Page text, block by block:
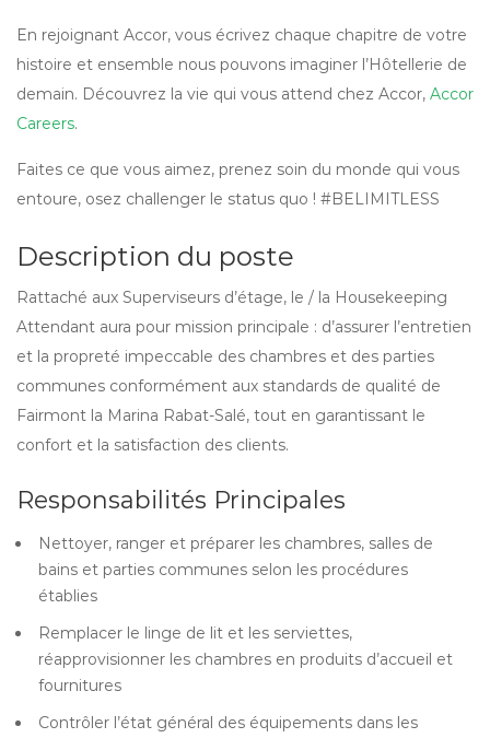
En rejoignant Accor, vous écrivez chaque chapitre de votre
histoire et ensemble nous pouvons imaginer l’Hôtellerie de
demain. Découvrez la vie qui vous attend chez Accor, Accor
Careers.
Faites ce que vous aimez, prenez soin du monde qui vous
entoure, osez challenger le status quo ! #BELIMITLESS
Description du poste
Rattaché aux Superviseurs d’étage, le / la Housekeeping
Attendant aura pour mission principale : d’assurer l’entretien
et la propreté impeccable des chambres et des parties
communes conformément aux standards de qualité de
Fairmont la Marina Rabat-Salé, tout en garantissant le
confort et la satisfaction des clients.
Responsabilités Principales
Nettoyer, ranger et préparer les chambres, salles de
bains et parties communes selon les procédures
établies
Remplacer le linge de lit et les serviettes,
réapprovisionner les chambres en produits d’accueil et
fournitures
Contrôler l’état général des équipements dans les